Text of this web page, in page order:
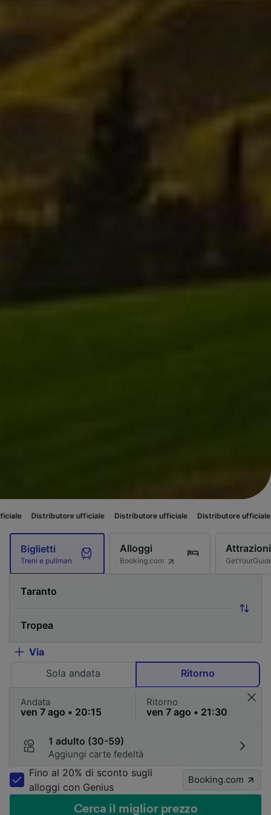
ufficiale Distributore ufficiale Distributore ufficiale
Biglietti
Treni e pullman
Alloggi
Booking.com
Attrazioni
Via
Sola andata
Ritorno
Andata Ritorno
1 adulto (30-59)
Aggiungi carte fedeltà
Fino al 20% di sconto sugli
alloggi con Genius
Booking.com
Cerca il miglior prezzo